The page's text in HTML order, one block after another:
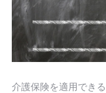
介護保険を適用でき